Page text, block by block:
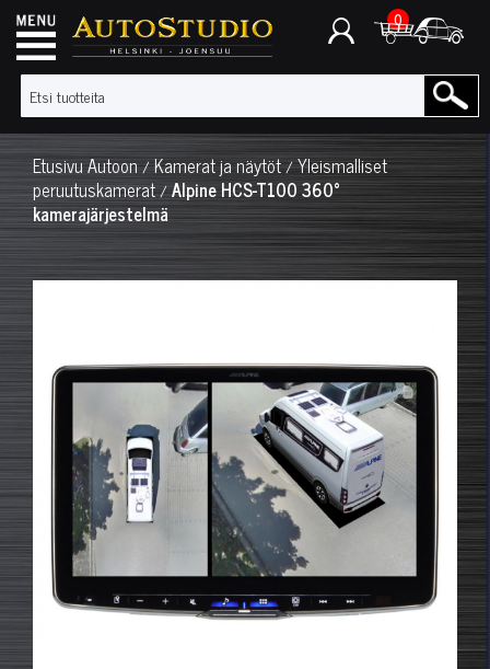
0
EtusivuAutoon/Kamerat ja näytöt/Yleismalliset
peruutuskamerat/Alpine HCS-T100 360°
kamerajärjestelmä